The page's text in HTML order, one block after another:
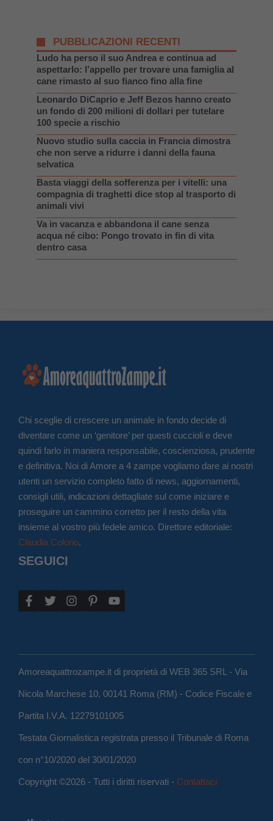
PUBBLICAZIONI RECENTI
Ludo ha perso il suo Andrea e continua ad
aspettarlo: l’appello per trovare una famiglia al
cane rimasto al suo fianco fino alla fine
Leonardo DiCaprio e Jeff Bezos hanno creato
un fondo di 200 milioni di dollari per tutelare
100 specie a rischio
Nuovo studio sulla caccia in Francia dimostra
che non serve a ridurre i danni della fauna
selvatica
Basta viaggi della sofferenza per i vitelli: una
compagnia di traghetti dice stop al trasporto di
animali vivi
Va in vacanza e abbandona il cane senza
acqua né cibo: Pongo trovato in fin di vita
dentro casa
Chi sceglie di crescere un animale in fondo decide di
diventare come un ‘genitore’ per questi cuccioli e deve
quindi farlo in maniera responsabile, coscienziosa, prudente
e definitiva. Noi di Amore a 4 zampe vogliamo dare ai nostri
utenti un servizio completo fatto di news, aggiornamenti,
consigli utili, indicazioni dettagliate sul come iniziare e
proseguire un cammino corretto per il resto della vita
insieme al vostro più fedele amico. Direttore editoriale:
Claudia Colono.
SEGUICI
Amoreaquattrozampe.it di proprietà di WEB 365 SRL - Via
Nicola Marchese 10, 00141 Roma (RM) - Codice Fiscale e
Partita I.V.A. 12279101005
Testata Giornalistica registrata presso il Tribunale di Roma
con n°10/2020 del 30/01/2020
Copyright ©2026 - Tutti i diritti riservati - Contattaci